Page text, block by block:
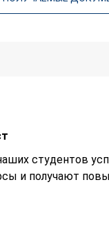
студентов
и получают